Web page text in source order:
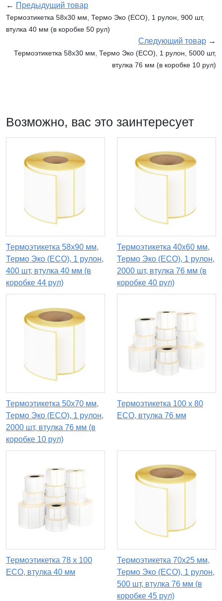
← Предыдущий товар
Термоэтикетка 58х30 мм, Термо Эко (ECO), 1 рулон, 900 шт,
втулка 40 мм (в коробке 50 рул)
Следующий товар →
Термоэтикетка 58х30 мм, Термо Эко (ECO), 1 рулон, 5000 шт,
втулка 76 мм (в коробке 10 рул)
Возможно, вас это заинтересует
Термоэтикетка 58х90 мм,
Термо Эко (ECO), 1 рулон,
400 шт, втулка 40 мм (в
коробке 44 рул)
Термоэтикетка 40х60 мм,
Термо Эко (ECO), 1 рулон,
2000 шт, втулка 76 мм (в
коробке 40 рул)
Термоэтикетка 50х70 мм,
Термо Эко (ECO), 1 рулон,
2000 шт, втулка 76 мм (в
коробке 10 рул)
Термоэтикетка 100 х 80
ECO, втулка 76 мм
Термоэтикетка 78 х 100
ECO, втулка 40 мм
Термоэтикетка 70х25 мм,
Термо Эко (ECO), 1 рулон,
500 шт, втулка 76 мм (в
коробке 45 рул)